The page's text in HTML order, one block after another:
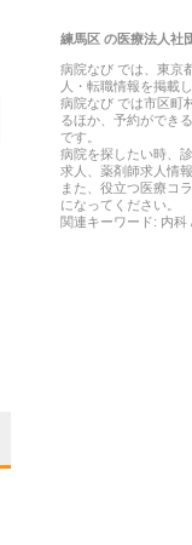
練馬区の医療法人社
病院なび では、 東京
人・転職情報を掲載
病院なび では市区町
るほか、予約ができ
です。
病院を探したい時、
求人、薬剤師求人情
また、役立つ医療コ
になってください。
関連キーワード: 内科